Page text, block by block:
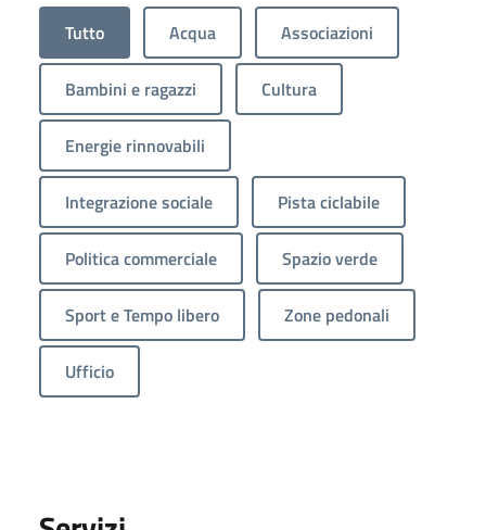
Tutto Acqua Associazioni
Bambini e ragazzi Cultura
Energie rinnovabili
Integrazione sociale Pista ciclabile
Politica commerciale Spazio verde
Sport e Tempo libero Zone pedonali
Ufficio